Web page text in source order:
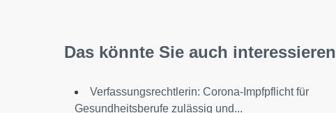
Das könnte Sie auch interessieren
Verfassungsrechtlerin: Corona-Impfpflicht für
Gesundheitsberufe zulässig und...